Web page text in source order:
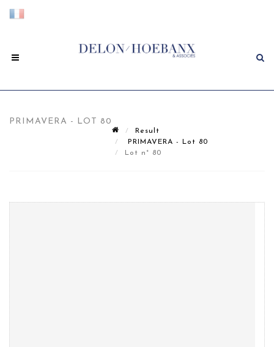
PRIMAVERA - LOT 80
Result
PRIMAVERA - Lot 80
Lot n° 80